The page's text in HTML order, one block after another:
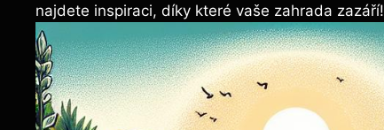
najdete inspiraci, ⁢díky které vaše zahrada zazáří!